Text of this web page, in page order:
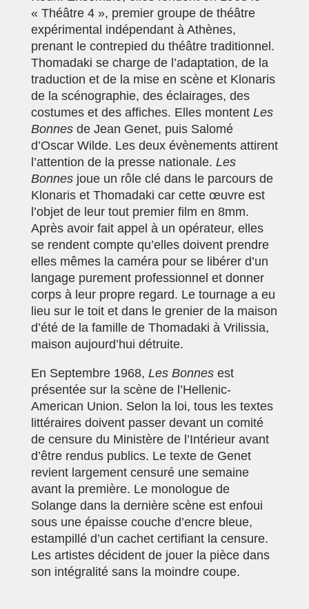
« Théâtre 4 », premier groupe de théâtre
expérimental indépendant à Athènes,
prenant le contrepied du théâtre traditionnel.
Thomadaki se charge de l’adaptation, de la
traduction et de la mise en scène et Klonaris
de la scénographie, des éclairages, des
costumes et des affiches. Elles montent Les
Bonnes de Jean Genet, puis Salomé
d’Oscar Wilde. Les deux évènements attirent
l’attention de la presse nationale. Les
Bonnes joue un rôle clé dans le parcours de
Klonaris et Thomadaki car cette œuvre est
l’objet de leur tout premier film en 8mm.
Après avoir fait appel à un opérateur, elles
se rendent compte qu’elles doivent prendre
elles mêmes la caméra pour se libérer d’un
langage purement professionnel et donner
corps à leur propre regard. Le tournage a eu
lieu sur le toit et dans le grenier de la maison
d’été de la famille de Thomadaki à Vrilissia,
maison aujourd’hui détruite.
En Septembre 1968, Les Bonnes est
présentée sur la scène de l’Hellenic-
American Union. Selon la loi, tous les textes
littéraires doivent passer devant un comité
de censure du Ministère de l’Intérieur avant
d’être rendus publics. Le texte de Genet
revient largement censuré une semaine
avant la première. Le monologue de
Solange dans la dernière scène est enfoui
sous une épaisse couche d’encre bleue,
estampillé d’un cachet certifiant la censure.
Les artistes décident de jouer la pièce dans
son intégralité sans la moindre coupe.